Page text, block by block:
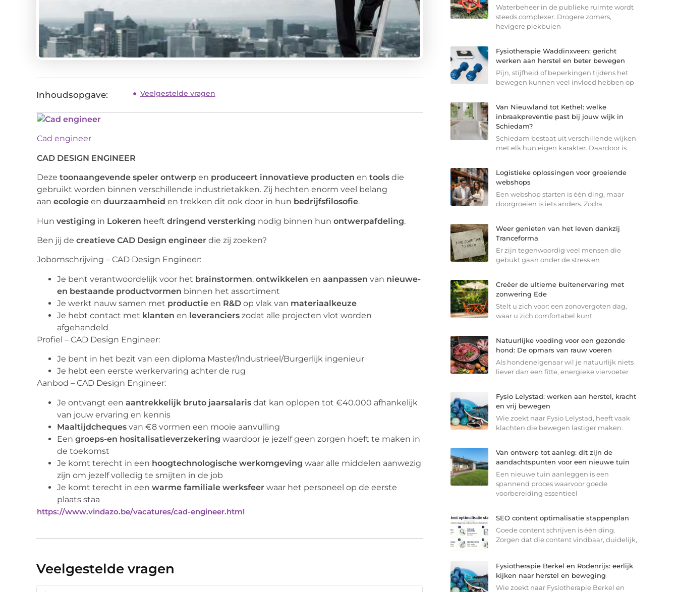
Inhoudsopgave: Veelgestelde vragen
Cad engineer
CAD DESIGN ENGINEER
Deze toonaangevende speler ontwerp en produceert innovatieve producten en tools die
gebruikt worden binnen verschillende industrietakken. Zij hechten enorm veel belang
aan ecologie en duurzaamheid en trekken dit ook door in hun bedrijfsfilosofie.
Hun vestiging in Lokeren heeft dringend versterking nodig binnen hun ontwerpafdeling.
Ben jij de creatieve CAD Design engineer die zij zoeken?
Jobomschrijving – CAD Design Engineer:
Je bent verantwoordelijk voor het brainstormen, ontwikkelen en aanpassen van nieuwe-
en bestaande productvormen binnen het assortiment
Je werkt nauw samen met productie en R&D op vlak van materiaalkeuze
Je hebt contact met klanten en leveranciers zodat alle projecten vlot worden
afgehandeld
Profiel – CAD Design Engineer:
Je bent in het bezit van een diploma Master/Industrieel/Burgerlijk ingenieur
Je hebt een eerste werkervaring achter de rug
Aanbod – CAD Design Engineer:
Je ontvangt een aantrekkelijk bruto jaarsalaris dat kan oplopen tot €40.000 afhankelijk
van jouw ervaring en kennis
Maaltijdcheques van €8 vormen een mooie aanvulling
Een groeps-en hositalisatieverzekering waardoor je jezelf geen zorgen hoeft te maken in
de toekomst
Je komt terecht in een hoogtechnologische werkomgeving waar alle middelen aanwezig
zijn om jezelf volledig te smijten in de job
Je komt terecht in een warme familiale werksfeer waar het personeel op de eerste
plaats staa
https://www.vindazo.be/vacatures/cad-engineer.html
Veelgestelde vragen
Waterbeheer in de publieke ruimte wordt
steeds complexer. Drogere zomers,
hevigere piekbuien
Fysiotherapie Waddinxveen: gericht
werken aan herstel en beter bewegen
Pijn, stijfheid of beperkingen tijdens het
bewegen kunnen veel invloed hebben op
Van Nieuwland tot Kethel: welke
inbraakpreventie past bij jouw wijk in
Schiedam?
Schiedam bestaat uit verschillende wijken
met elk hun eigen karakter. Daardoor is
Logistieke oplossingen voor groeiende
webshops
Een webshop starten is één ding, maar
doorgroeien is iets anders. Zodra
Weer genieten van het leven dankzij
Tranceforma
Er zijn tegenwoordig veel mensen die
gebukt gaan onder de stress en
Creëer de ultieme buitenervaring met
zonwering Ede
Stelt u zich voor: een zonovergoten dag,
waar u zich comfortabel kunt
Natuurlijke voeding voor een gezonde
hond: De opmars van rauw voeren
Als hondeneigenaar wil je natuurlijk niets
liever dan een fitte, energieke viervoeter
Fysio Lelystad: werken aan herstel, kracht
en vrij bewegen
Wie zoekt naar Fysio Lelystad, heeft vaak
klachten die bewegen lastiger maken.
Van ontwerp tot aanleg: dit zijn de
aandachtspunten voor een nieuwe tuin
Een nieuwe tuin aanleggen is een
spannend proces waarvoor goede
voorbereiding essentieel
SEO content optimalisatie stappenplan
Goede content schrijven is één ding.
Zorgen dat die content vindbaar, duidelijk,
Fysiotherapie Berkel en Rodenrijs: eerlijk
kijken naar herstel en beweging
Wie zoekt naar Fysiotherapie Berkel en